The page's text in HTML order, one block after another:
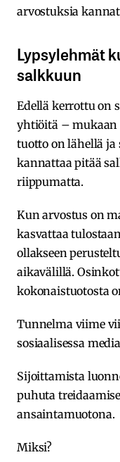
arvostuksia
Lypsylehmät
salkkuun
Edellä kerrottu on
yhtiöitä – mukaan
tuotto on lähellä
kannattaa pitää
riippumatta.
Kun arvostus on
kasvattaa
ollakseen
aikavälillä.
kokonaistuotosta
Tunnelma viime
sosiaalisessa
Sijoittamista
puhuta
ansaintamuotona.
Miksi?